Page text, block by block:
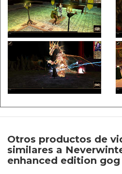
Otros productos de
similares a
enhanced edition gog